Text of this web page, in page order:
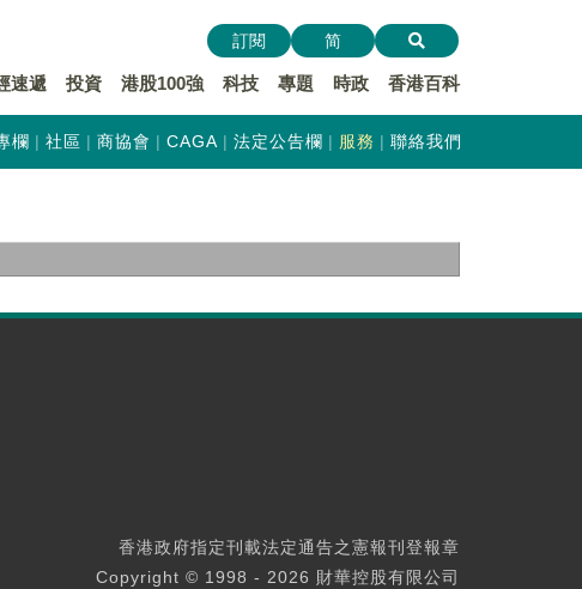
速遞 投資 港股100強 科技 專題 時政 香港百科
訂閱 简
欄 社區 商協會 CAGA 法定公告欄 服務 聯絡我們
香港政府指定刊載法定通告之憲報刊登報章
Copyright © 1998 - 2026 財華控股有限公司